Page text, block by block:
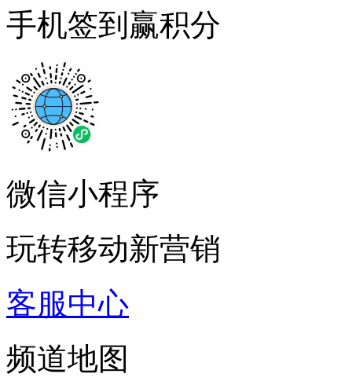
手机签到赢积分
微信小程序
玩转移动新营销
客服中心
频道地图